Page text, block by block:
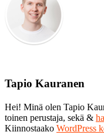
Tapio Kauranen
Hei! Minä olen Tapio
toinen perustaja, sekä &
Kiinnostaako WordPress